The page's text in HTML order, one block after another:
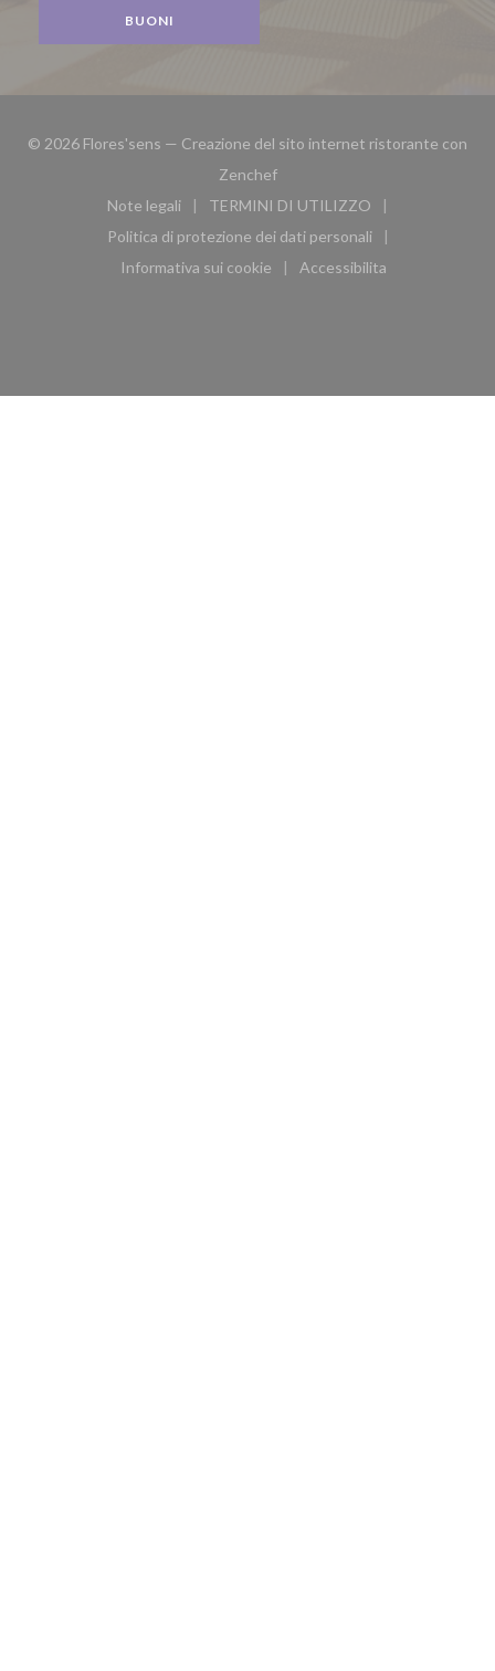
BUONI
© 2026 Flores'sens — Creazione del sito internet ristorante con
Zenchef((apre una nuova finestra))
Note legali
((apre una nuova finestra))
TERMINI DI UTILIZZO
((apre una nuova finestra))
Politica di protezione dei dati personali
((apre una nuova finestra))
Informativa sui cookie
((apre una nuova finestra))
Accessibilita